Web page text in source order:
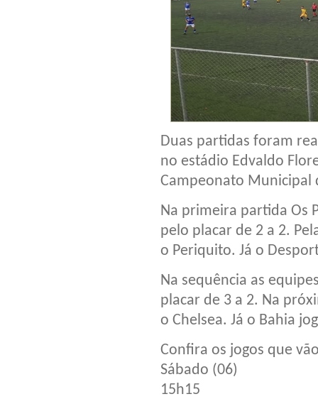
Duas partidas foram
no estádio Edvaldo
Campeonato Municipal
Na primeira partida Os
pelo placar de 2 a 2.
o Periquito. Já o
Na sequência as
placar de 3 a 2. Na
o Chelsea. Já o Bahia
Confira os jogos que
Sábado (06)
15h15